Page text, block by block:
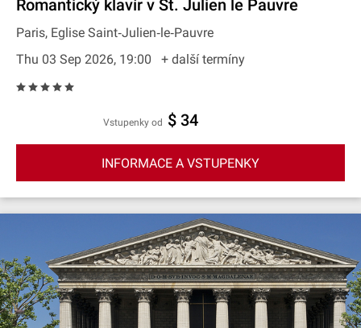
Romantický klavír v St. Julien le Pauvre
Paris, Eglise Saint‐Julien‐le‐Pauvre
Thu 03 Sep 2026, 19:00
+ další termíny
Vstupenky od $ 34
INFORMACE A VSTUPENKY